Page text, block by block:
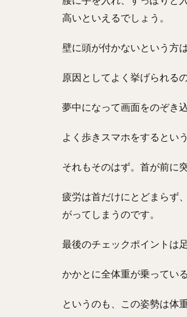
高いといえるでしょう。
壁に頭が付かないという方
原因としてよく挙げられる
夢中になって画面をのぞき
よく歩きスマホをするとい
それもそのはず。首が前に
疲労は首だけにとどまらず
がってしまうのです。
最後のチェックポイントは
かかとに全体重が乗ってい
というのも、この姿勢は体